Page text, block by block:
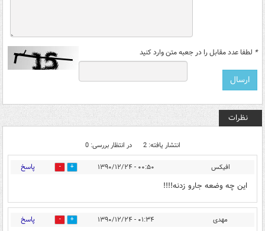
* لطفا عدد مقابل را در جعبه متن وارد کنید
نظرات
انتشار یافته: 2 در انتظار بررسی: 0
افیکس ۰۰:۵۰ - ۱۳۹۰/۱۲/۲۴ 0 پاسخ
این چه وضعه جارو زدنه!!!!
مهدی ۰۱:۳۴ - ۱۳۹۰/۱۲/۲۴ 0 پاسخ